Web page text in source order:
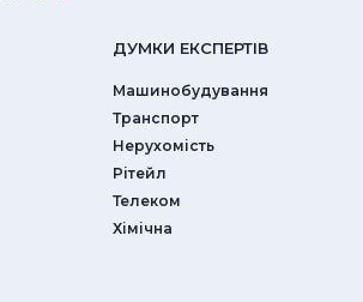
ДУМКИ ЕКСПЕРТIВ
Машинобудування
Транспорт
Нерухомість
Рітейл
Телеком
Хімічна